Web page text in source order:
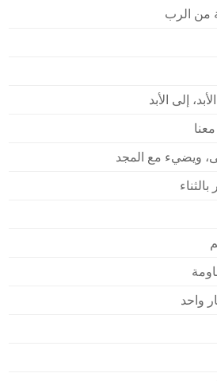
من الرب
إلى الأبد
معنا
ويضيء مع المجد
بالثناء
واحد